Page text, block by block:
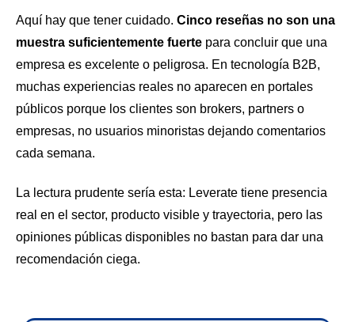
Aquí hay que tener cuidado. Cinco reseñas no son una
muestra suficientemente fuerte para concluir que una
empresa es excelente o peligrosa. En tecnología B2B,
muchas experiencias reales no aparecen en portales
públicos porque los clientes son brokers, partners o
empresas, no usuarios minoristas dejando comentarios
cada semana.
La lectura prudente sería esta: Leverate tiene presencia
real en el sector, producto visible y trayectoria, pero las
opiniones públicas disponibles no bastan para dar una
recomendación ciega.